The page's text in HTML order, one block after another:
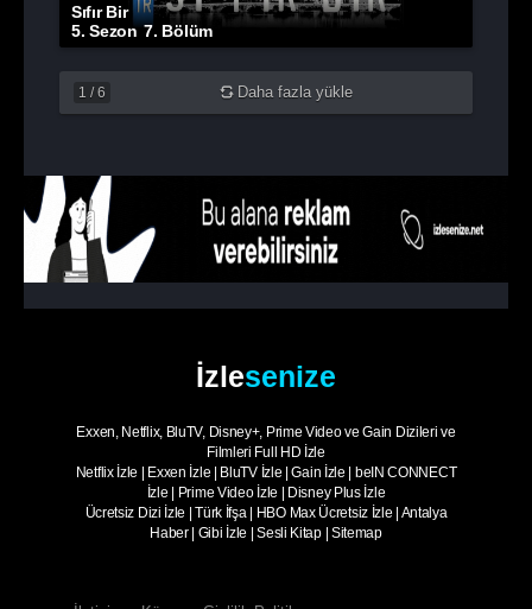
Sıfır Bir
5. Sezon7. Bölüm
1 / 6 Daha fazla yükle
İzlesenize
Exxen, Netflix, BluTV, Disney+, Prime Video ve Gain Dizileri ve
Filmleri Full HD İzle
Netflix İzle | Exxen İzle | BluTV İzle |Gain İzle | beIN CONNECT
İzle | Prime Video İzle | Disney Plus İzle
Ücretsiz Dizi İzle |Türk İfşa | HBO Max Ücretsiz İzle | Antalya
Haber| Gibi İzle |Sesli Kitap| Sitemap